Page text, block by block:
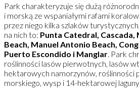
Park charakteryzuje się dużą
i morską ze wspaniałymi rafami
przez niego kilka szlaków
na nich to: Punta Catedral, Cascada,
Beach, Manuel Antonio Beach,
Puerto Escondido i Manglar . Park
roślinności lasów pierwotnych, lasów
hektarowych namorzynów, roślinności
morskiego, wysp i 14-hektarowej laguny.